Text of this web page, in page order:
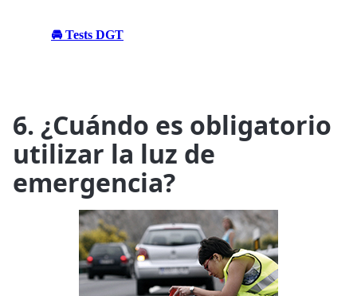
🚘 Tests DGT
6. ¿Cuándo es obligatorio
utilizar la luz de
emergencia?